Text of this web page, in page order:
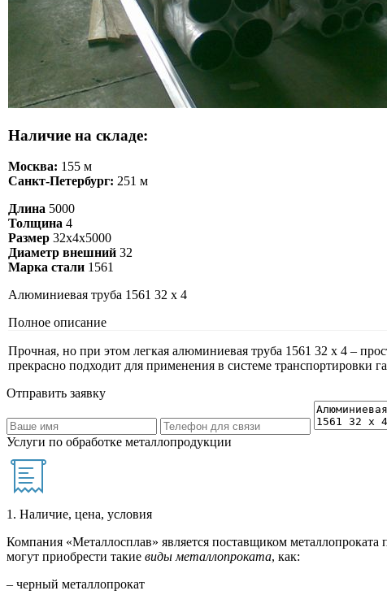
Наличие на складе:
Москва: 155 м
Санкт-Петербург: 251 м
Длина 5000
Толщина 4
Размер 32х4х5000
Диаметр внешний 32
Марка стали 1561
Алюминиевая труба 1561 32 х 4
Полное описание
Прочная, но при этом легкая алюминиевая труба 1561 32 х 4 –
прекрасно подходит для применения в системе транспортировки
Отправить заявку
Услуги по обработке металлопродукции
1. Наличие, цена, условия
Компания «Металлосплав» является поставщиком
могут приобрести такие виды металлопроката, как:
– черный металлопрокат